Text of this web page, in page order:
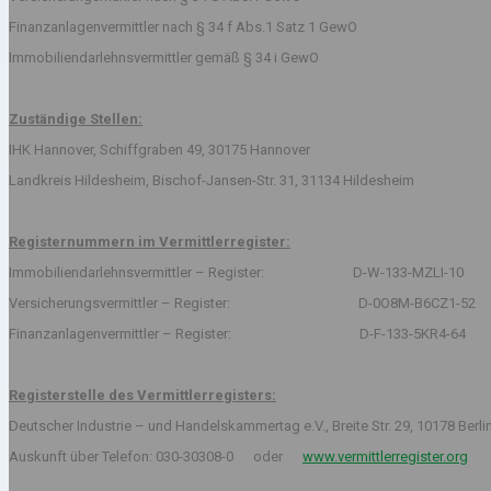
Finanzanlagenvermittler nach § 34 f Abs.1 Satz 1 GewO
Immobiliendarlehnsvermittler gemäß § 34 i GewO
Zuständige Stellen:
IHK Hannover, Schiffgraben 49, 30175 Hannover
Landkreis Hildesheim, Bischof-Jansen-Str. 31, 31134 Hildesheim
Registernummern im Vermittlerregister:
Immobiliendarlehnsvermittler – Register: D-W-133-MZLI-10
Versicherungsvermittler – Register: D-0O8M-B6CZ1-52
Finanzanlagenvermittler – Register: D-F-133-5KR4-64
Registerstelle des Vermittlerregisters:
Deutscher Industrie – und Handelskammertag e.V., Breite Str. 29, 10178
Auskunft über Telefon: 030-30308-0 oder www.vermittlerregister.org